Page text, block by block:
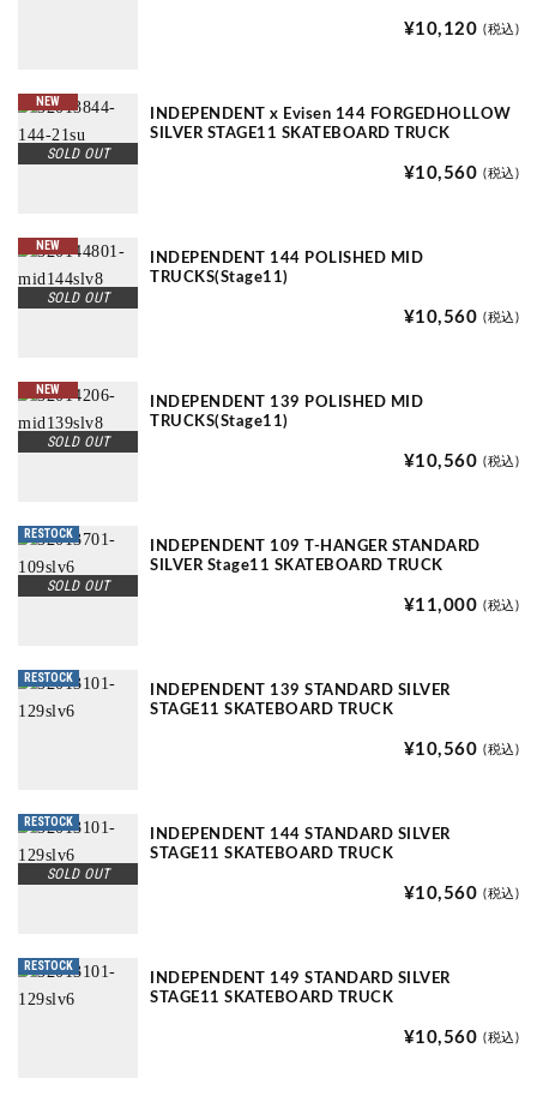
¥10,120 (税込)
NEW
SOLD OUT
INDEPENDENT x Evisen 144 FORGEDHOLLOW
SILVER STAGE11 SKATEBOARD TRUCK
¥10,560 (税込)
NEW
SOLD OUT
INDEPENDENT 144 POLISHED MID
TRUCKS(Stage11)
¥10,560 (税込)
NEW
SOLD OUT
INDEPENDENT 139 POLISHED MID
TRUCKS(Stage11)
¥10,560 (税込)
RESTOCK
SOLD OUT
INDEPENDENT 109 T-HANGER STANDARD
SILVER Stage11 SKATEBOARD TRUCK
¥11,000 (税込)
RESTOCK
INDEPENDENT 139 STANDARD SILVER
STAGE11 SKATEBOARD TRUCK
¥10,560 (税込)
RESTOCK
SOLD OUT
INDEPENDENT 144 STANDARD SILVER
STAGE11 SKATEBOARD TRUCK
¥10,560 (税込)
RESTOCK
INDEPENDENT 149 STANDARD SILVER
STAGE11 SKATEBOARD TRUCK
¥10,560 (税込)